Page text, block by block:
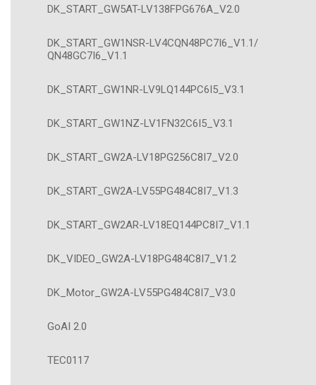
DK_START_GW5AT-LV138FPG676A_V2.0
DK_START_GW1NSR-LV4CQN48PC7I6_V1.1/
QN48GC7I6_V1.1
DK_START_GW1NR-LV9LQ144PC6I5_V3.1
DK_START_GW1NZ-LV1FN32C6I5_V3.1
DK_START_GW2A-LV18PG256C8I7_V2.0
DK_START_GW2A-LV55PG484C8I7_V1.3
DK_START_GW2AR-LV18EQ144PC8I7_V1.1
DK_VIDEO_GW2A-LV18PG484C8I7_V1.2
DK_Motor_GW2A-LV55PG484C8I7_V3.0
GoAI 2.0
TEC0117